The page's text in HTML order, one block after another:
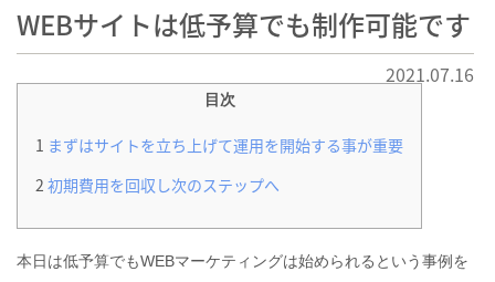
WEBサイトは低予算でも制作可能です
2021.07.16
目次
1 まずはサイトを立ち上げて運用を開始する事が重要
2 初期費用を回収し次のステップへ
本日は低予算でもWEBマーケティングは始められるという事例を